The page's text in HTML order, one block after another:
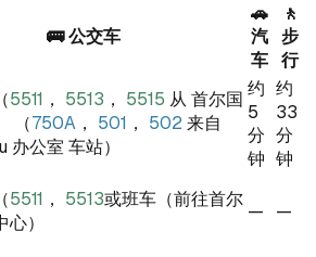
🚌 公交车
🚗
汽
车
🚶
步
行
5511 ， 5513 ， 5515 从 首尔国
（750A ， 501 ， 502 来自
办公室 车站）
约
5
分
钟
约
33
分
钟
5511 ， 5513或班车（前往首尔
）
— —